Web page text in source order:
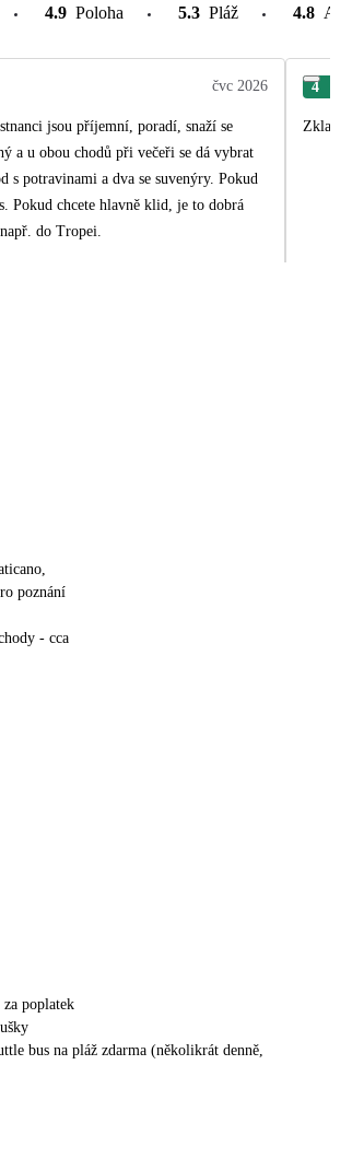
4.9 Poloha 5.3 Pláž 4.8
čvc 2026
jsou příjemní, poradí, snaží se
a u obou chodů při večeři se dá vybrat
s potravinami a dva se suvenýry. Pokud
Pokud chcete hlavně klid, je to dobrá
do Tropei.
4
poznání
- cca
poplatek
bus na pláž zdarma (několikrát denně,